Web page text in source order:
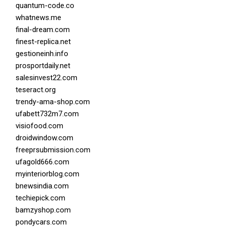
quantum-code.co
whatnews.me
final-dream.com
finest-replica.net
gestioneinh.info
prosportdaily.net
salesinvest22.com
teseract.org
trendy-ama-shop.com
ufabett732m7.com
visiofood.com
droidwindow.com
freeprsubmission.com
ufagold666.com
myinteriorblog.com
bnewsindia.com
techiepick.com
bamzyshop.com
pondycars.com